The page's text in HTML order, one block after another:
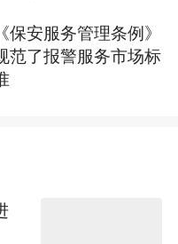
《保安服务管理条例》
范了报警服务市场标